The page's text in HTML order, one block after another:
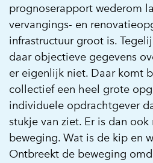
prognoserapport wederom
vervangings- en
infrastructuur groot is.
daar objectieve gegevens
er eigenlijk niet. Daar komt
collectief een heel grote
individuele opdrachtgever
stukje van ziet. Er is dan
beweging. Wat is de kip en
Ontbreekt de beweging